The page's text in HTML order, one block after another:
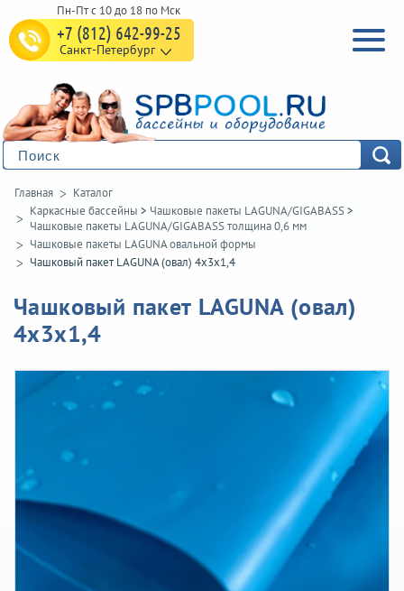
+7 (812) 642-99-25
Санкт-Петербург
Главная
Каталог
Каркасные бассейны > Чашковые пакеты LAGUNA/GIGABASS>
Чашковые пакеты LAGUNA/GIGABASS толщина 0,6 мм
Чашковые пакеты LAGUNA овальной формы
Чашковый пакет LAGUNA (овал) 4х3х1,4
Чашковый пакет LAGUNA (овал)
4х3х1,4